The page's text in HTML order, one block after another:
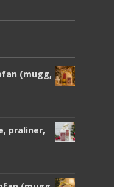
(mugg,
praliner,